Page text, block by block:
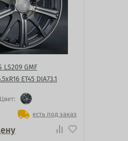
LS209 GMF
ET45 DIA73.1
Цвет:
есть под заказ